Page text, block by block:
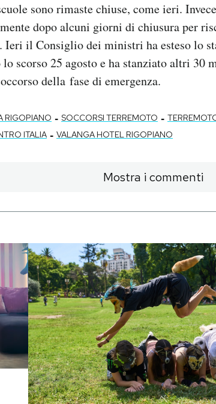
sono rimaste chiuse, come ieri.
dopo alcuni giorni di chiusura per
Ieri il Consiglio dei ministri ha esteso lo
scorso 25 agosto e ha stanziato altri
della fase di emergenza.
RIGOPIANO - SOCCORSI TERREMOTO -
ITALIA - VALANGA HOTEL RIGOPIANO
Mostra i commenti